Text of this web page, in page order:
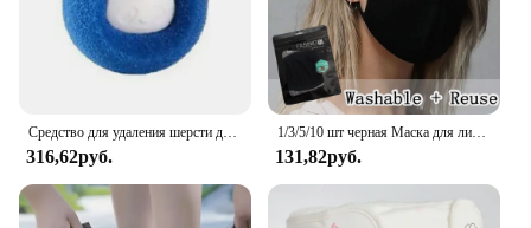
Средство для удаления шерсти домашних животных, многоразовый стикер с шариками и шерстью, средство для удаления шерсти у кошек, средство для уборки шерсти домашних животных, средство для стирки
316,62руб.
1/3/5/10 шт черная Маска для лица многоразовая Маска от пыли моющиеся Mascarillas защитная Маска туманной мутности Маска Mascarilla Маска Тканевая
131,82руб.